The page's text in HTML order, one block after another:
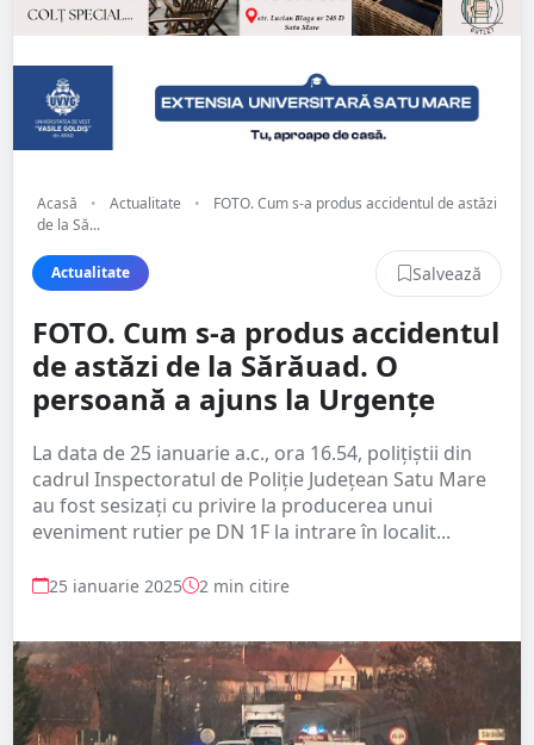
Acasă • Actualitate •
FOTO. Cum s-a produs accidentul de astăzi
de la Să...
Actualitate Salvează
FOTO. Cum s-a produs accidentul
de astăzi de la Sărăuad. O
persoană a ajuns la Urgențe
La data de 25 ianuarie a.c., ora 16.54, polițiștii din
cadrul Inspectoratul de Poliție Județean Satu Mare
au fost sesizați cu privire la producerea unui
eveniment rutier pe DN 1F la intrare în localit...
25 ianuarie 2025 2 min citire